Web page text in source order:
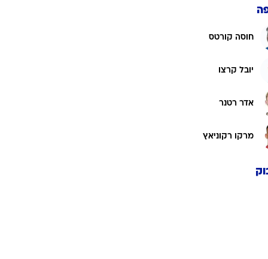
חוסה קורטס
יובל קרצו
אדר רטנר
מרקו רקוניאץ